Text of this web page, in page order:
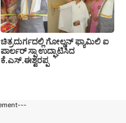
ಚಿತ್ರದುರ್ಗದಲ್ಲಿ ಗೋಲ್ಡನ್ ಫ್ಯಾಮಿಲಿ ಐ
ಪಾರ್ಲರ್ ಸ್ಪಾ ಉದ್ಘಾಟಿಸಿದ
ಕೆ.ಎಸ್.ಈಶ್ವರಪ್ಪ